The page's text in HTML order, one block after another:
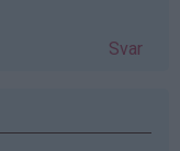
Svar